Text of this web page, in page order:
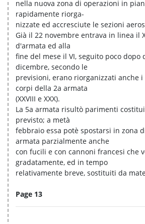
nella nuova zona di operazioni in
rapidamente riorga-
nizzate ed accresciute le sezioni
Già il 22 novembre entrava in linea il
d'armata ed alla
fine del mese il VI, seguito poco dopo
dicembre, secondo le
previsioni, erano riorganizzati anche
corpi della 2a armata
(XXVIII e XXX).
La 5a armata risultò parimenti
previsto; a metà
febbraio essa potè spostarsi in zona
armata parzialmente anche
con fucili e con cannoni francesi che
gradatamente, ed in tempo
relativamente breve, sostituiti da
Page 13